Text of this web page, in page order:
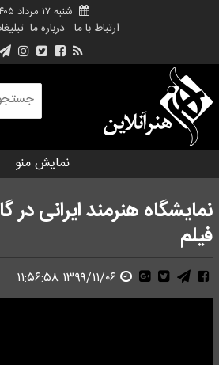
شنبه ۱۷ مرداد ۱۴۰۵
ارتباط با ما درباره ما
نمایش منو
نمایشگاه هنرمند ایرانی در
فیلم